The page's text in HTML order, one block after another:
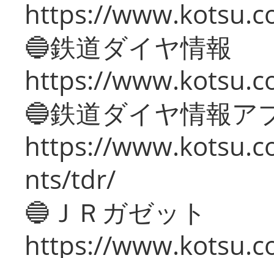
https://
🔵鉄道ダイヤ情報
https://
🔵鉄道ダイヤ情報ア
https://
nts/tdr/
🔵ＪＲガゼット
https://